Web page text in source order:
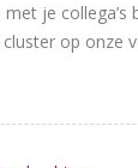
je
op onze